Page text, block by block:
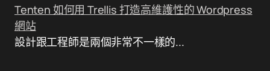
Tenten 如何用 Trellis 打造高維護性的 Wordpress
網站
設計跟工程師是兩個非常不一樣的...